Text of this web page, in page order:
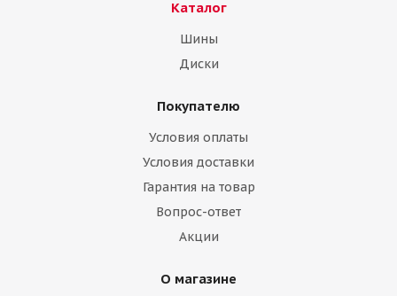
Континенталь 185/65/15 88T AllSeasonContact
Каталог
Шины
Диски
Покупателю
Условия оплаты
Условия доставки
Гарантия на товар
Вопрос-ответ
Акции
О магазине